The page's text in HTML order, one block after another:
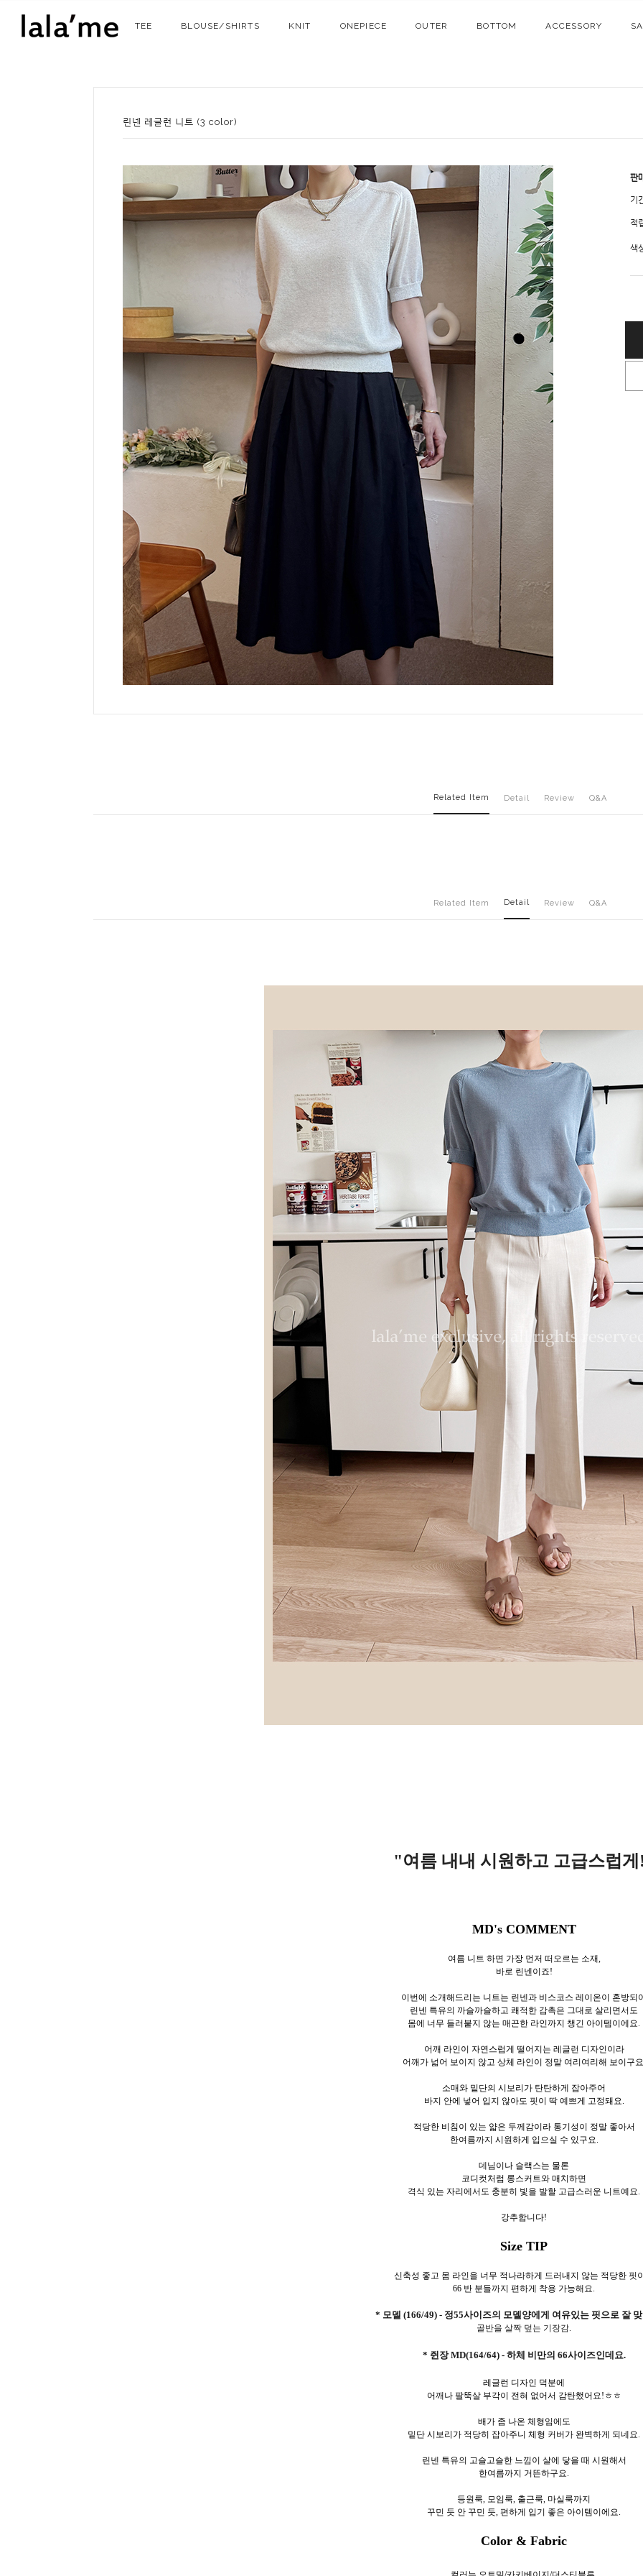
TEE BLOUSE/SHIRTS KNIT ONEPIECE OUTER BOTTOM ACCESSORY
린넨 레글런 니트 (3 color)
판
기
적
색
Related Item Detail Review Q&A
Related Item Detail Review Q&A
"여름 내내 시원하고 고급스럽
MD's COMMENT
여름 니트 하면 가장 먼저 떠오르는 소재,
바로 린넨이죠!
이번에 소개해드리는 니트는 린넨과 비스코스 레이온이 혼방되
린넨 특유의 까슬까슬하고 쾌적한 감촉은 그대로 살리면서도
몸에 너무 들러붙지 않는 매끈한 라인까지 챙긴 아이템이에요.
어깨 라인이 자연스럽게 떨어지는 레글런 디자인이라
어깨가 넓어 보이지 않고 상체 라인이 정말 여리여리해 보이구
소매와 밑단의 시보리가 탄탄하게 잡아주어
바지 안에 넣어 입지 않아도 핏이 딱 예쁘게 고정돼요.
적당한 비침이 있는 얇은 두께감이라 통기성이 정말 좋아서
한여름까지 시원하게 입으실 수 있구요.
데님이나 슬랙스는 물론
코디컷처럼 롱스커트와 매치하면
격식 있는 자리에서도 충분히 빛을 발할 고급스러운 니트예요.
강추합니다!
Size TIP
신축성 좋고 몸 라인을 너무 적나라하게 드러내지 않는 적당한 핏
66 반 분들까지 편하게 착용 가능해요.
* 모델 (166/49) - 정55사이즈의 모델양에게 여유있는 핏으로 잘
골반을 살짝 덮는 기장감.
* 쥔장 MD(164/64) - 하체 비만의 66사이즈인데요.
레글런 디자인 덕분에
어깨나 팔뚝살 부각이 전혀 없어서 감탄했어요!ㅎㅎ
배가 좀 나온 체형임에도
밑단 시보리가 적당히 잡아주니 체형 커버가 완벽하게 되네요.
린넨 특유의 고슬고슬한 느낌이 살에 닿을 때 시원해서
한여름까지 거뜬하구요.
등원룩, 모임룩, 출근룩, 마실룩까지
꾸민 듯 안 꾸민 듯, 편하게 입기 좋은 아이템이에요.
Color & Fabric